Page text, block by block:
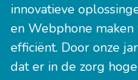
innovatieve
en Webphone
efficiënt. Door onze
dat er in de zorg